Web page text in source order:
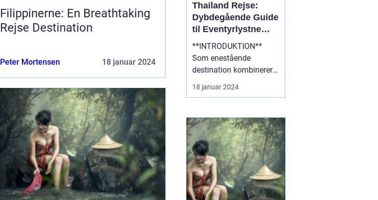
Filippinerne: En Breathtaking
Rejse Destination
Peter Mortensen 18 januar 2024
Thailand Rejse:
Dybdegående Guide
til Eventyrlystne
Rejsende
**INTRODUKTION**
Som enestående
destination kombinerer
Thailand det bedste af
kultur, natur og eventyr,
rejsemål for
eventyrlystne rejsende.
Med sin blændende
skønhed, fascinerende
historie og varme
gæstfrihed er Thailan...
18 januar 2024